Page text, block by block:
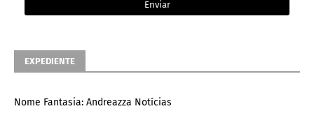
EXPEDIENTE
Nome Fantasia: Andreazza Notícias